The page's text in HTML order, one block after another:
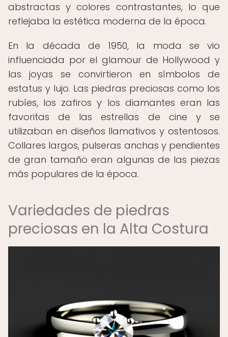
abstractas y colores contrastantes, lo que
reflejaba la estética moderna de la época.
En la década de 1950, la moda se vio
influenciada por el glamour de Hollywood y
las joyas se convirtieron en símbolos de
estatus y lujo. Las piedras preciosas como los
rubíes, los zafiros y los diamantes eran las
favoritas de las estrellas de cine y se
utilizaban en diseños llamativos y ostentosos.
Collares largos, pulseras anchas y pendientes
de gran tamaño eran algunas de las piezas
más populares de la época.
Variedades de piedras
preciosas en la Alta Costura